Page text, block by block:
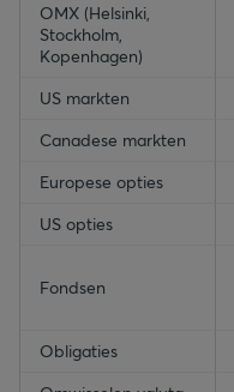
OMX (Helsinki,
Stockholm,
Kopenhagen)
US markten
Canadese markten
Europese opties
US opties
Fondsen
Obligaties